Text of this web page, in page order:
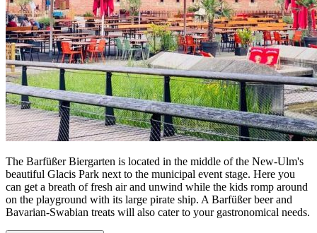
The Barfüßer Biergarten is located in the middle of the New-Ulm's
beautiful Glacis Park next to the municipal event stage. Here you
can get a breath of fresh air and unwind while the kids romp around
on the playground with its large pirate ship. A Barfüßer beer and
Bavarian-Swabian treats will also cater to your gastronomical needs.